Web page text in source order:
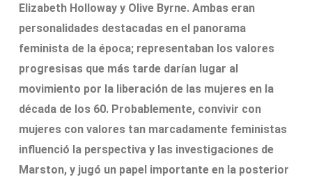
Elizabeth Holloway y Olive Byrne. Ambas eran
personalidades destacadas en el panorama
feminista de la época; representaban los valores
progresisas que más tarde darían lugar al
movimiento por la liberación de las mujeres en la
década de los 60. Probablemente, convivir con
mujeres con valores tan marcadamente feministas
influenció la perspectiva y las investigaciones de
Marston, y jugó un papel importante en la posterior